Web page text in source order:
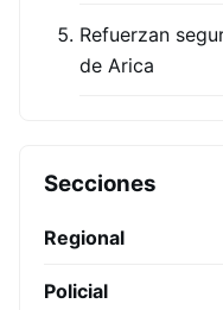
Refuerzan
de Arica
Secciones
Regional
Policial